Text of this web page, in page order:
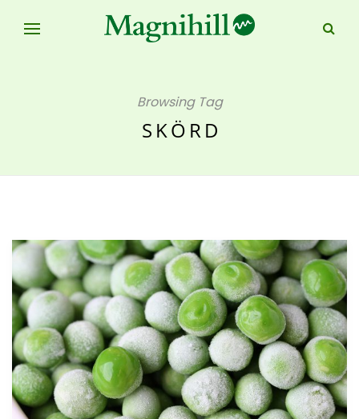
Browsing Tag
SKÖRD